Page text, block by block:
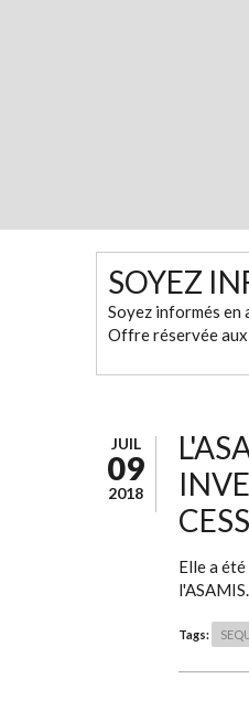
SOYEZ
Soyez informés en
Offre réservée
JUIL
09
2018
Elle a
Tags: